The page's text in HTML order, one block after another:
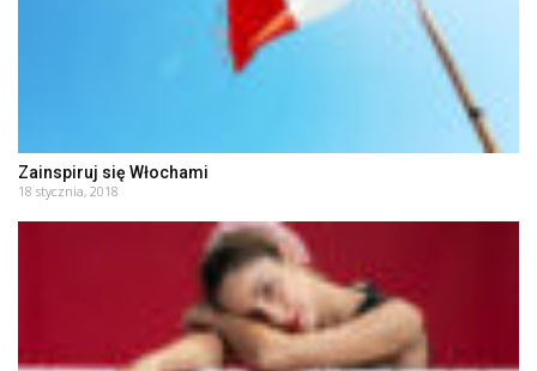
Zainspiruj się Włochami
18 stycznia, 2018